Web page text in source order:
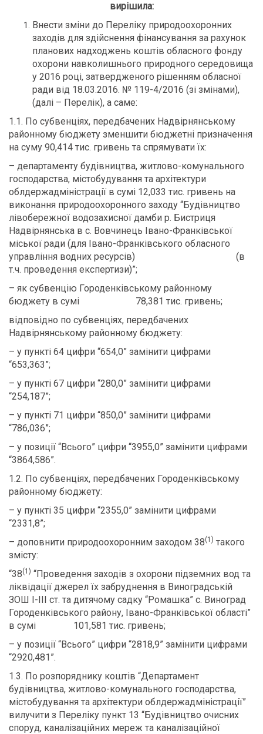
вирішила:
Внести зміни до Переліку природоохоронних
заходів для здійснення фінансування за рахунок
планових надходжень коштів обласного фонду
охорони навколишнього природного середовища
у 2016 році, затвердженого рішенням обласної
ради від 18.03.2016. № 119-4/2016 (зі змінами),
(далі – Перелік), а саме:
1.1. По субвенціях, передбачених Надвірнянському
районному бюджету зменшити бюджетні призначення
на суму 90,414 тис. гривень та спрямувати їх:
– департаменту будівництва, житлово-комунального
господарства, містобудування та архітектури
облдержадміністрації в сумі 12,033 тис. гривень на
виконання природоохоронного заходу “Будівництво
лівобережної водозахисної дамби р. Бистриця
Надвірнянська в с. Вовчинець Івано-Франківської
міської ради (для Івано-Франківського обласного
управління водних ресурсів) (в
т.ч. проведення експертизи)”;
– як субвенцію Городенківському районному
бюджету в сумі 78,381 тис. гривень;
відповідно по субвенціях, передбачених
Надвірнянському районному бюджету:
– у пункті 64 цифри “654,0” замінити цифрами
“653,363”;
– у пункті 67 цифри “280,0” замінити цифрами
“254,187”;
– у пункті 71 цифри “850,0” замінити цифрами
“786,036”;
– у позиції “Всього” цифри “3955,0” замінити цифрами
“3864,586”.
1.2. По субвенціях, передбачених Городенківському
районному бюджету:
– у пункті 35 цифри “2355,0” замінити цифрами
“2331,8”;
– доповнити природоохоронним заходом 38(1) такого
змісту:
“38(1) “Проведення заходів з охорони підземних вод та
ліквідації джерел їх забруднення в Виноградській
ЗОШ І-ІІІ ст. та дитячому садку “Ромашка” с. Виноград
Городенківського району, Івано-Франківської області”
в сумі 101,581 тис. гривень;
– у позиції “Всього” цифри “2818,9” замінити цифрами
“2920,481”.
1.3. По розпоряднику коштів “Департамент
будівництва, житлово-комунального господарства,
містобудування та архітектури облдержадміністрації”
вилучити з Переліку пункт 13 “Будівництво очисних
споруд, каналізаційних мереж та каналізаційної